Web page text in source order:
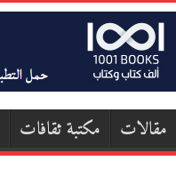
مقالات مكتبة ثقافات